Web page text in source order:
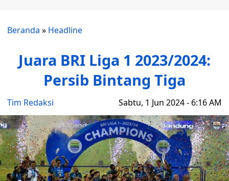
Beranda » Headline
Juara BRI Liga 1 2023/2024:
Persib Bintang Tiga
Tim Redaksi Sabtu, 1 Jun 2024 - 6:16 AM